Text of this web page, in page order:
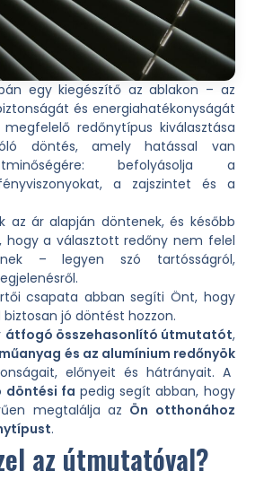
egy kiegészítő az ablakon – az
és energiahatékonyságát
redőnytípus kiválasztása
döntés, amely hatással van
befolyásolja a
a zajszintet és a
az ár alapján döntenek, és később
hogy a választott redőny nem felel
– legyen szó tartósságról,
csapata abban segíti Önt, hogy
jó döntést hozzon.
átfogó összehasonlító útmutatót,
műanyag és az alumínium redőnyök
előnyeit és hátrányait. A
döntési fa pedig segít abban, hogy
megtalálja az Ön otthonához
.
az útmutatóval?